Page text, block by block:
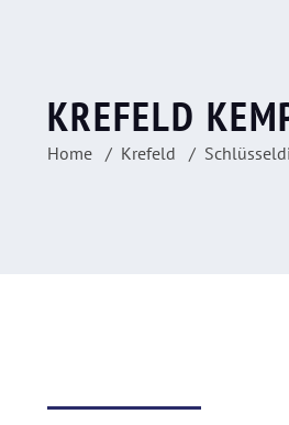
KREFELD
Home Krefeld